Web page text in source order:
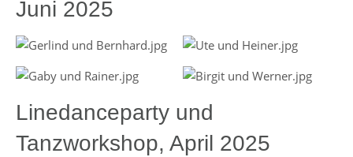
Juni 2025
Linedanceparty und
Tanzworkshop, April 2025